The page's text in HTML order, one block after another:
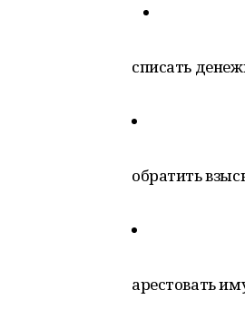
списать
обратить
арестовать